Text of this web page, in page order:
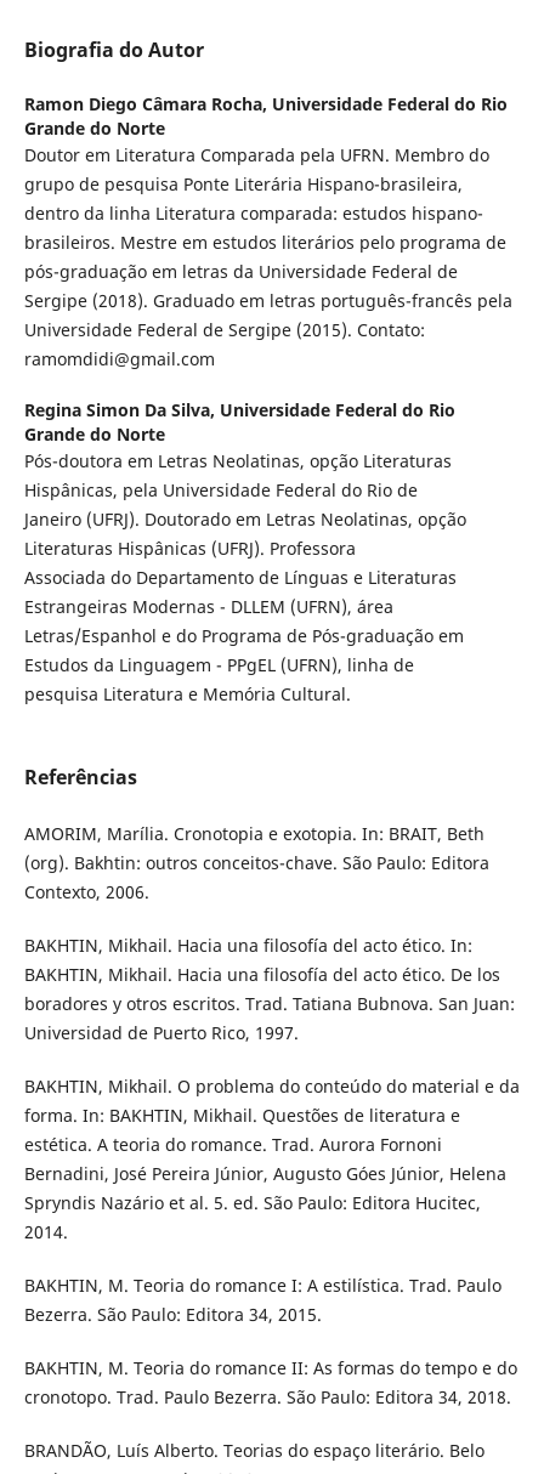
Biografia do Autor
Ramon Diego Câmara Rocha, Universidade Federal do Rio
Grande do Norte
Doutor em Literatura Comparada pela UFRN. Membro do
grupo de pesquisa Ponte Literária Hispano-brasileira,
dentro da linha Literatura comparada: estudos hispano-
brasileiros. Mestre em estudos literários pelo programa de
pós-graduação em letras da Universidade Federal de
Sergipe (2018). Graduado em letras português-francês pela
Universidade Federal de Sergipe (2015). Contato:
ramomdidi@gmail.com
Regina Simon Da Silva, Universidade Federal do Rio
Grande do Norte
Pós-doutora em Letras Neolatinas, opção Literaturas
Hispânicas, pela Universidade Federal do Rio de
Janeiro (UFRJ). Doutorado em Letras Neolatinas, opção
Literaturas Hispânicas (UFRJ). Professora
Associada do Departamento de Línguas e Literaturas
Estrangeiras Modernas - DLLEM (UFRN), área
Letras/Espanhol e do Programa de Pós-graduação em
Estudos da Linguagem - PPgEL (UFRN), linha de
pesquisa Literatura e Memória Cultural.
Referências
AMORIM, Marília. Cronotopia e exotopia. In: BRAIT, Beth
(org). Bakhtin: outros conceitos-chave. São Paulo: Editora
Contexto, 2006.
BAKHTIN, Mikhail. Hacia una filosofía del acto ético. In:
BAKHTIN, Mikhail. Hacia una filosofía del acto ético. De los
boradores y otros escritos. Trad. Tatiana Bubnova. San Juan:
Universidad de Puerto Rico, 1997.
BAKHTIN, Mikhail. O problema do conteúdo do material e da
forma. In: BAKHTIN, Mikhail. Questões de literatura e
estética. A teoria do romance. Trad. Aurora Fornoni
Bernadini, José Pereira Júnior, Augusto Góes Júnior, Helena
Spryndis Nazário et al. 5. ed. São Paulo: Editora Hucitec,
2014.
BAKHTIN, M. Teoria do romance I: A estilística. Trad. Paulo
Bezerra. São Paulo: Editora 34, 2015.
BAKHTIN, M. Teoria do romance II: As formas do tempo e do
cronotopo. Trad. Paulo Bezerra. São Paulo: Editora 34, 2018.
BRANDÃO, Luís Alberto. Teorias do espaço literário. Belo